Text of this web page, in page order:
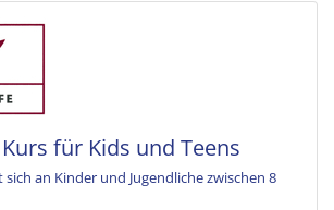
für Kids und Teens
sich an Kinder und Jugendliche zwischen 8